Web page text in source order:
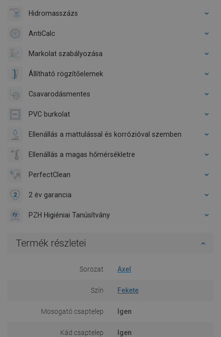
Hidromasszázs
AntiCalc
Markolat szabályozása
Állítható rögzítőelemek
Csavarodásmentes
PVC burkolat
Ellenállás a mattulással és korrózióval szemben
Ellenállás a magas hőmérsékletre
PerfectClean
2 év garancia
PZH Higiéniai Tanúsítvány
Termék részletei
Sorozat Axel
Szín Fekete
Mosogató csaptelep Igen
Kád csaptelep Igen